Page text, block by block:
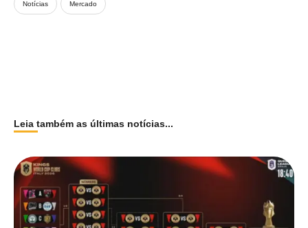
Notícias Mercado
Leia também as últimas notícias...